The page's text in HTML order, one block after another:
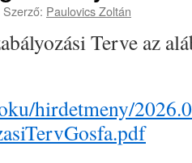
Szerző: Paulovics Zoltán
Terve az
hirdetmeny/